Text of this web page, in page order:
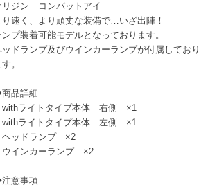
リジン コンバットアイ
り速く、より頑丈な装備で…いざ出陣！
ンプ装着可能モデルとなっております。
ッドランプ及びウインカーランプが付属しており
。
品詳細
withライトタイプ本体 右側 ×1
withライトタイプ本体 左側 ×1
ヘッドランプ ×2
ウインカーランプ ×2
意事項